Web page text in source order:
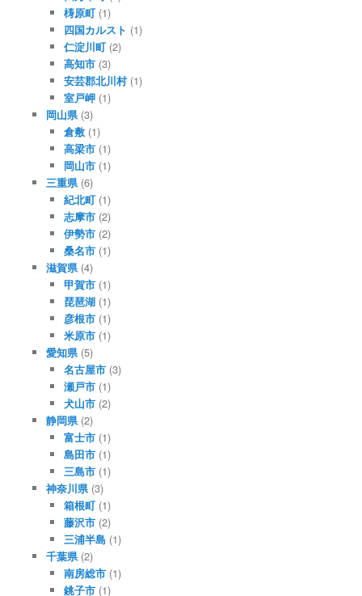
梼原町 (1)
四国カルスト (1)
仁淀川町 (2)
高知市 (3)
安芸郡北川村(1)
室戸岬 (1)
岡山県(3)
倉敷 (1)
高梁市 (1)
岡山市 (1)
三重県(6)
紀北町 (1)
志摩市 (2)
伊勢市 (2)
桑名市 (1)
滋賀県(4)
甲賀市 (1)
琵琶湖 (1)
彦根市 (1)
米原市 (1)
愛知県(5)
名古屋市 (3)
瀬戸市 (1)
犬山市 (2)
静岡県(2)
富士市 (1)
島田市 (1)
三島市 (1)
神奈川県(3)
箱根町 (1)
藤沢市 (2)
三浦半島 (1)
千葉県(2)
南房総市 (1)
銚子市 (1)